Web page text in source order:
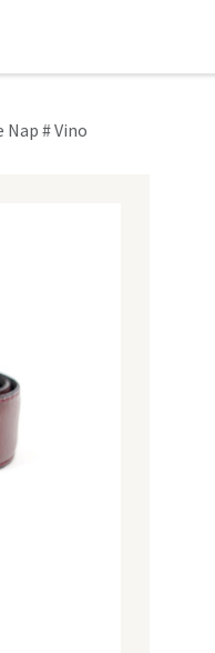
Nap # Vino